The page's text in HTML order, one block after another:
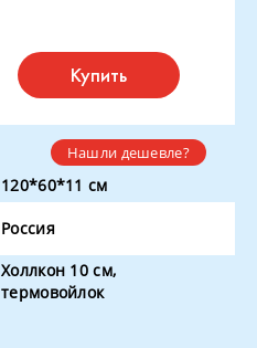
Купить
Нашли дешевле?
120*60*11 см
Россия
Холлкон 10 см,
термовойлок